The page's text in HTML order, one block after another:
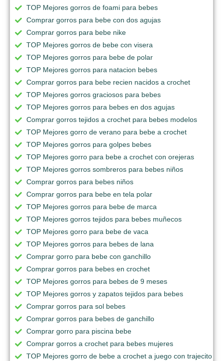
TOP Mejores gorros de foami para bebes
Comprar gorros para bebe con dos agujas
Comprar gorros para bebe nike
TOP Mejores gorros de bebe con visera
TOP Mejores gorros para bebe de polar
TOP Mejores gorros para natacion bebes
Comprar gorros para bebe recien nacidos a crochet
TOP Mejores gorros graciosos para bebes
TOP Mejores gorros para bebes en dos agujas
Comprar gorros tejidos a crochet para bebes modelos
TOP Mejores gorro de verano para bebe a crochet
TOP Mejores gorros para golpes bebes
TOP Mejores gorro para bebe a crochet con orejeras
TOP Mejores gorros sombreros para bebes niños
Comprar gorros para bebes niños
Comprar gorros para bebe en tela polar
TOP Mejores gorros para bebe de marca
TOP Mejores gorros tejidos para bebes muñecos
TOP Mejores gorro para bebe de vaca
TOP Mejores gorros para bebes de lana
Comprar gorro para bebe con ganchillo
Comprar gorros para bebes en crochet
TOP Mejores gorros para bebes de 9 meses
TOP Mejores gorros y zapatos tejidos para bebes
Comprar gorros para sol bebes
Comprar gorros para bebes de ganchillo
Comprar gorro para piscina bebe
Comprar gorros a crochet para bebes mujeres
TOP Mejores gorro de bebe a crochet a juego con trajecito